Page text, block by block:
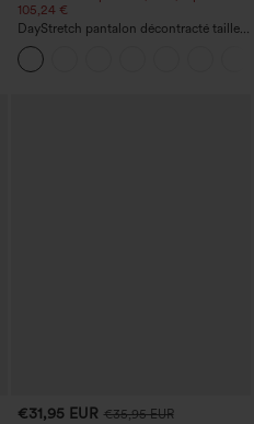
105,24 €
DayStretch pantalon décontracté taille
haute à jambe en forme de tonneau
avec poches
€31,95 EUR €35,95 EUR